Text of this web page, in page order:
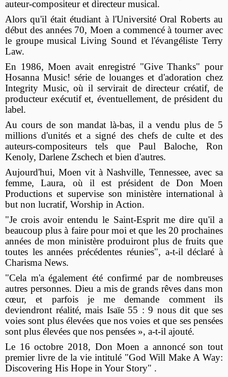
auteur-compositeur et directeur musical.
Alors qu'il était étudiant à l'Université Oral Roberts au
début des années 70, Moen a commencé à tourner avec
le groupe musical Living Sound et l'évangéliste Terry
Law.
En 1986, Moen avait enregistré "Give Thanks" pour
Hosanna Music! série de louanges et d'adoration chez
Integrity Music, où il servirait de directeur créatif, de
producteur exécutif et, éventuellement, de président du
label.
Au cours de son mandat là-bas, il a vendu plus de 5
millions d'unités et a signé des chefs de culte et des
auteurs-compositeurs tels que Paul Baloche, Ron
Kenoly, Darlene Zschech et bien d'autres.
Aujourd'hui, Moen vit à Nashville, Tennessee, avec sa
femme, Laura, où il est président de Don Moen
Productions et supervise son ministère international à
but non lucratif, Worship in Action.
"Je crois avoir entendu le Saint-Esprit me dire qu'il a
beaucoup plus à faire pour moi et que les 20 prochaines
années de mon ministère produiront plus de fruits que
toutes les années précédentes réunies", a-t-il déclaré à
Charisma News.
"Cela m'a également été confirmé par de nombreuses
autres personnes. Dieu a mis de grands rêves dans mon
cœur, et parfois je me demande comment ils
deviendront réalité, mais Isaïe 55 : 9 nous dit que ses
voies sont plus élevées que nos voies et que ses pensées
sont plus élevées que nos pensées », a-t-il ajouté.
Le 16 octobre 2018, Don Moen a annoncé son tout
premier livre de la vie intitulé "God Will Make A Way:
Discovering His Hope in Your Story" .